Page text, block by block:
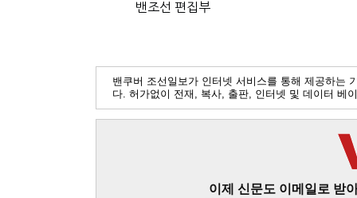
밴조선 편집부
밴쿠버 조선일보가 인터넷 서비스를 통해 제공하는
다. 허가없이 전재, 복사, 출판, 인터넷 및 데이터 베
이제 신문도 이메일로 받